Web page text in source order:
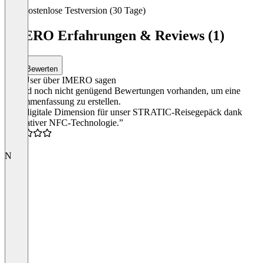
Kostenlose Testversion (30 Tage)
IMERO Erfahrungen & Reviews (1)
Bewerten
Was User über IMERO sagen
Es sind noch nicht genügend Bewertungen vorhanden, um eine
Zusammenfassung zu erstellen.
“Die digitale Dimension für unser STRATIC-Reisegepäck dank
innovativer NFC-Technologie.”
N